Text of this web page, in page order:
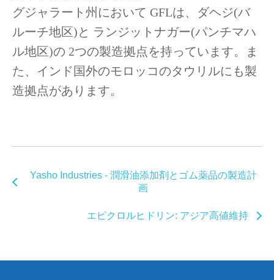
グジャラート州において GFLは、ダヘジ(バ
ルーチ地区)と ランジットナガー(パンチマハ
ル地区)の 2つの製造拠点を持っています。ま
た、インド国外のモロッコのタウリルにも製
造拠点があります。
Yasho Industries - 潤滑油添加剤とゴム薬品の製造計
画
エピクロルヒドリン: アジア高値維持